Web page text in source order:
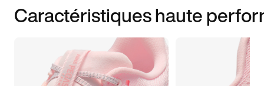
Caractéristiques haute